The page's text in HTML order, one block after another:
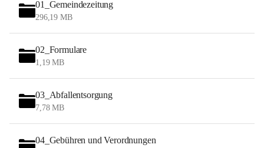
01_Gemeindezeitung
296,19 MB
02_Formulare
1,19 MB
03_Abfallentsorgung
7,78 MB
04_Gebühren und Verordnungen